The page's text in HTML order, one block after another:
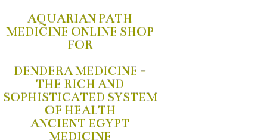
AQUARIAN PATH
MEDICINE ONLINE SHOP
FOR
DENDERA MEDICINE -
THE RICH AND
SOPHISTICATED SYSTEM
OF HEALTH
ANCIENT EGYPT
MEDICINE